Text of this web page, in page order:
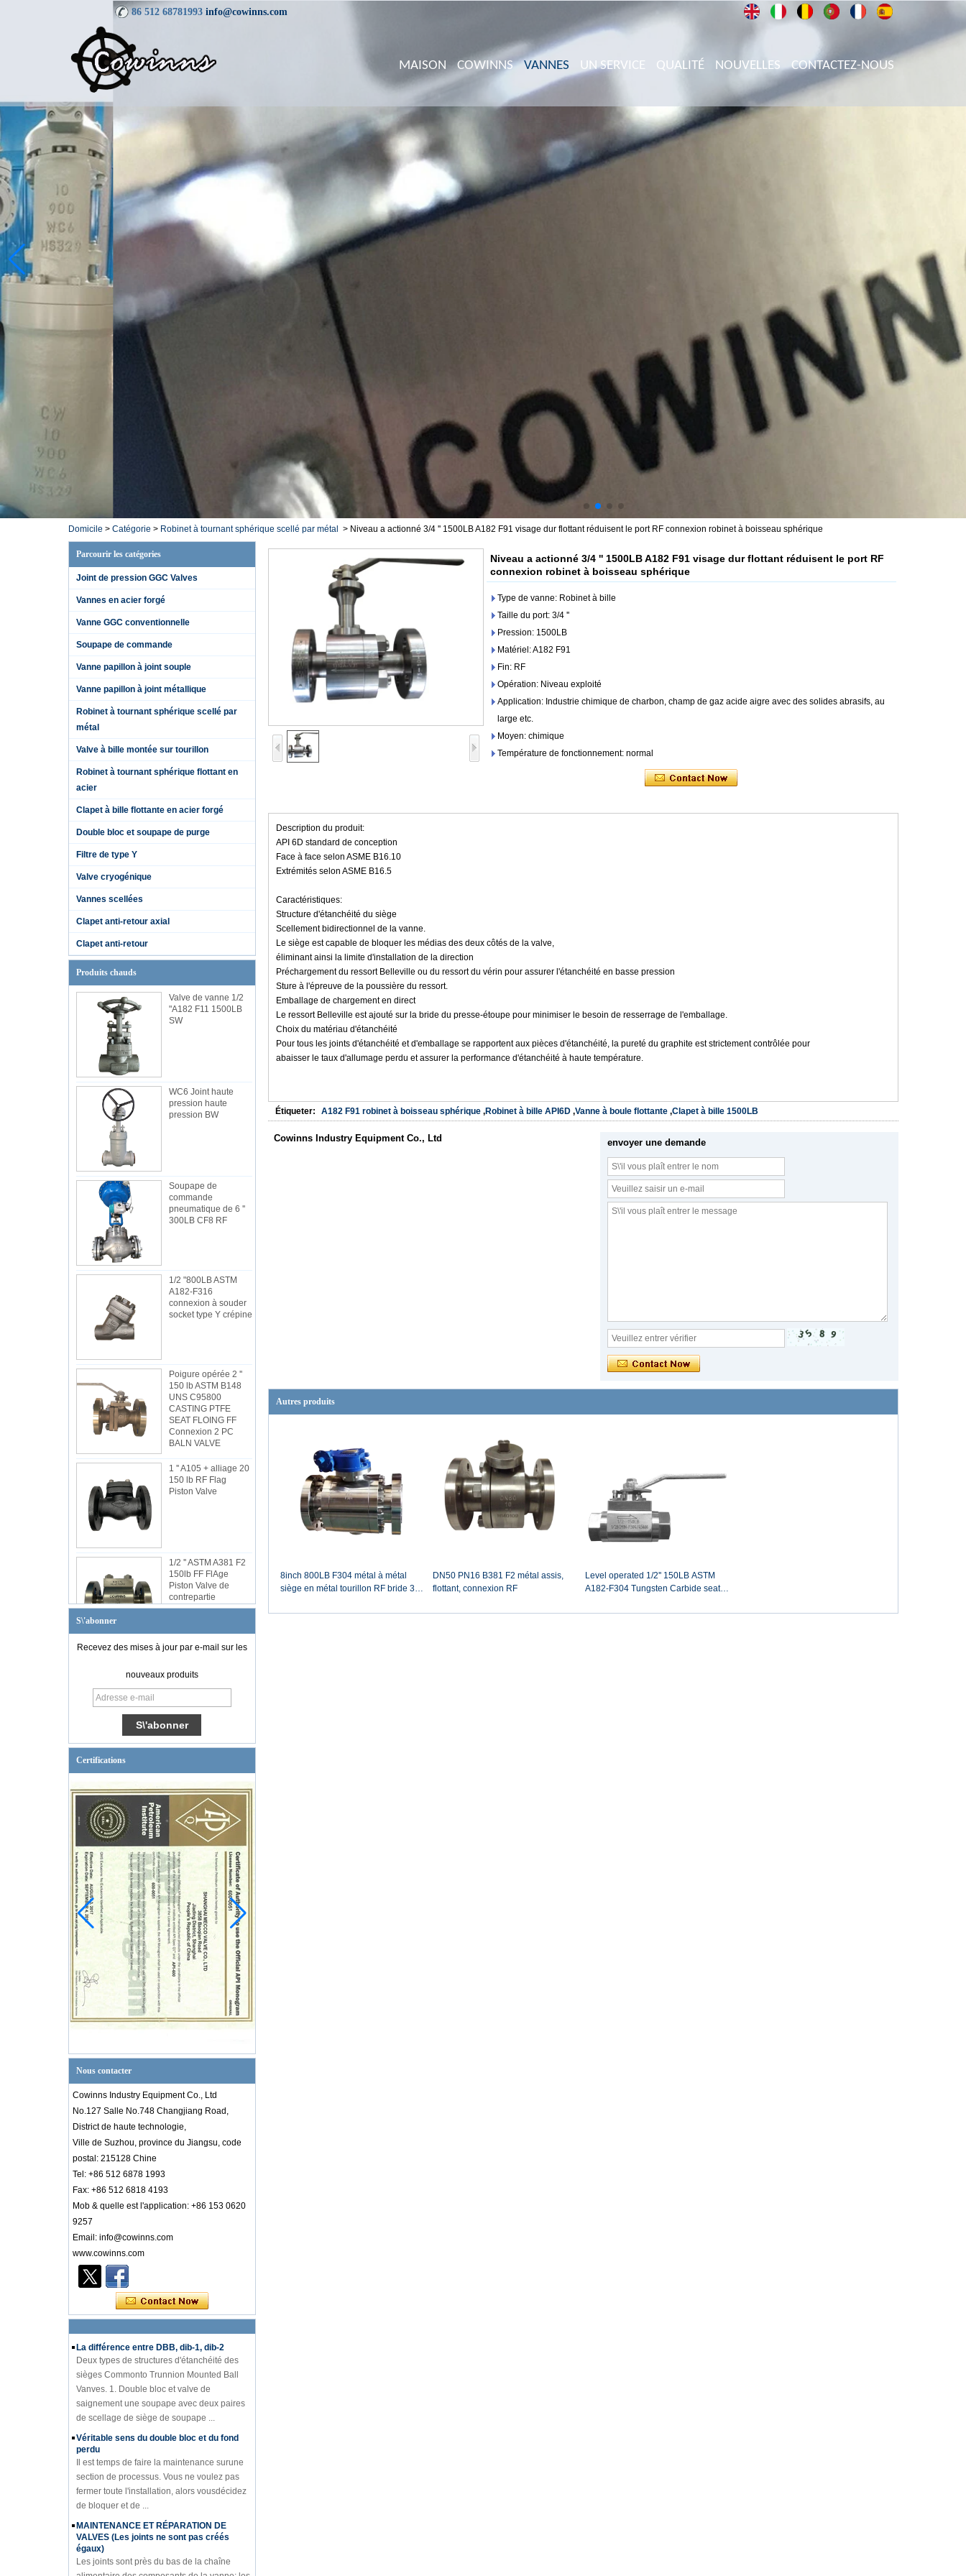
86 512 68781993 info@cowinns.com
MAISON COWINNS VANNES UN SERVICE QUALITÉ NOUVELLES CONTACTEZ-NOUS
Domicile > Catégorie > Robinet à tournant sphérique scellé par métal > Niveau a actionné 3/4 '' 1500LB A182 F91 visage dur flottant réduisent le port RF connexion robinet à boisseau sphérique
Parcourir les catégories
Joint de pression GGC Valves
Vannes en acier forgé
Vanne GGC conventionnelle
Soupape de commande
Vanne papillon à joint souple
Vanne papillon à joint métallique
Robinet à tournant sphérique scellé par
métal
Valve à bille montée sur tourillon
Robinet à tournant sphérique flottant en
acier
Clapet à bille flottante en acier forgé
Double bloc et soupape de purge
Filtre de type Y
Valve cryogénique
Vannes scellées
Clapet anti-retour axial
Clapet anti-retour
Produits chauds
Valve de vanne 1/2
"A182 F11 1500LB
SW
WC6 Joint haute
pression haute
pression BW
Soupape de
commande
pneumatique de 6 ''
300LB CF8 RF
1/2 "800LB ASTM
A182-F316
connexion à souder
socket type Y crépine
Poigure opérée 2 ''
150 lb ASTM B148
UNS C95800
CASTING PTFE
SEAT FLOING FF
Connexion 2 PC
BALN VALVE
1 '' A105 + alliage 20
150 lb RF Flag
Piston Valve
1/2 '' ASTM A381 F2
150lb FF FlAge
Piston Valve de
contrepartie
S\'abonner
Recevez des mises à jour par e-mail sur les
nouveaux produits
Certifications
Nous contacter
Cowinns Industry Equipment Co., Ltd
No.127 Salle No.748 Changjiang Road,
District de haute technologie,
Ville de Suzhou, province du Jiangsu, code
postal: 215128 Chine
Tel: +86 512 6878 1993
Fax: +86 512 6818 4193
Mob & quelle est l'application: +86 153 0620
9257
Email: info@cowinns.com
www.cowinns.com
Introduction au diagramme PID
Connaissance de l'industrie des vannes
introductionà la connaissance des
diagrammes PIDde l'industrie des vannes Le
diagramme PID est lenoyau technique de la
production en usine. Que ce so...
Deux types de structures d'étanchéité des
sièges Commonto Trunnion Mounted Ball
Vanves. 1. Double bloc et valve de
saignement une soupape avec deux paires
de scellage de siège de soupape ...
Véritable sens du double bloc et du fond
perdu
Il est temps de faire la maintenance surune
section de processus. Vous ne voulez pas
fermer toute l'installation, alors vousdécidez
de bloquer et de ...
MAINTENANCE ET RÉPARATION DE
VALVES (Les joints ne sont pas créés
égaux)
Les joints sont près du bas de la chaîne
alimentaire des composants de la vanne; les
garnitures, les matériaux du corps et
Niveau a actionné 3/4 '' 1500LB A182 F91 visage dur flottant réduisent le port RF
connexion robinet à boisseau sphérique
Type de vanne: Robinet à bille
Taille du port: 3/4 ''
Pression: 1500LB
Matériel: A182 F91
Fin: RF
Opération: Niveau exploité
Application: Industrie chimique de charbon, champ de gaz acide aigre avec des solides abrasifs, au
large etc.
Moyen: chimique
Température de fonctionnement: normal
Description du produit:
API 6D standard de conception
Face à face selon ASME B16.10
Extrémités selon ASME B16.5
Caractéristiques:
Structure d'étanchéité du siège
Scellement bidirectionnel de la vanne.
Le siège est capable de bloquer les médias des deux côtés de la valve,
éliminant ainsi la limite d'installation de la direction
Préchargement du ressort Belleville ou du ressort du vérin pour assurer l'étanchéité en basse pression
Sture à l'épreuve de la poussière du ressort.
Emballage de chargement en direct
Le ressort Belleville est ajouté sur la bride du presse-étoupe pour minimiser le besoin de resserrage de l'emballage.
Choix du matériau d'étanchéité
Pour tous les joints d'étanchéité et d'emballage se rapportent aux pièces d'étanchéité, la pureté du graphite est strictement contrôlée pour
abaisser le taux d'allumage perdu et assurer la performance d'étanchéité à haute température.
Étiqueter: A182 F91 robinet à boisseau sphérique,Robinet à bille API6D,Vanne à boule flottante,Clapet à bille 1500LB
Cowinns Industry Equipment Co., Ltd envoyer une demande
Autres produits
8inch 800LB F304 métal à métal
siège en métal tourillon RF bride 3
DN50 PN16 B381 F2 métal assis,
flottant, connexion RF
Level operated 1/2'' 150LB ASTM
A182-F304 Tungsten Carbide seat
valve